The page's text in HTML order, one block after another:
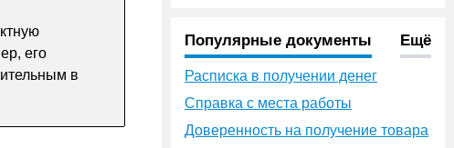
его
в
Популярные документы Ещё
Расписка в получении денег
Справка с места работы
Доверенность на получение товара